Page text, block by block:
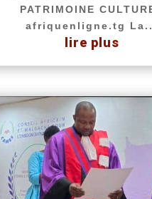
PATRIMOINE
afriquenligne.tg
lire plus